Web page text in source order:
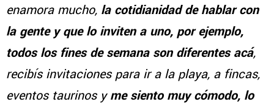
enamora mucho, la cotidianidad de hablar con
la gente y que lo inviten a uno, por ejemplo,
todos los fines de semana son diferentes acá,
recibís invitaciones para ir a la playa, a fincas,
eventos taurinos yme siento muy cómodo, lo